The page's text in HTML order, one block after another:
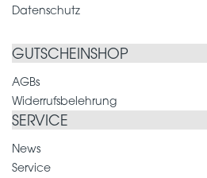
Datenschutz
GUTSCHEINSHOP
AGBs
Widerrufsbelehrung
SERVICE
News
Service